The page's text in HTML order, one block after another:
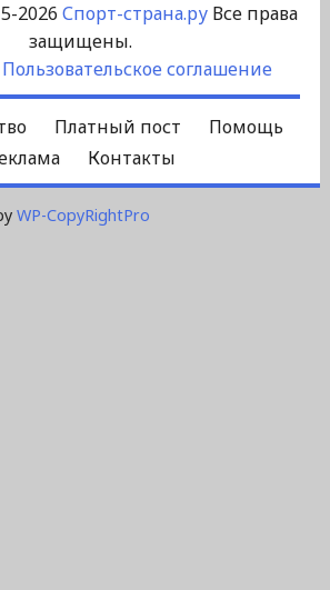
2026 Спорт-страна.руВсе права
защищены.
Пользовательское соглашение
Платный пост
Помощь
Контакты
WP-CopyRightPro